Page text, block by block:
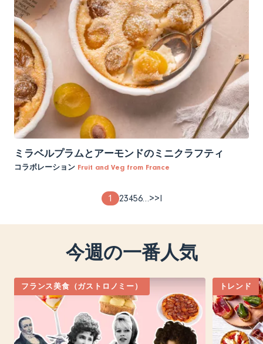
ミラベルプラムとアーモンドのミニクラフティ
コラボレーション Fruit and Veg from France
ジ
Page
1
Page
2Page
3Page
4Page
5Page
6…次
ー
ジ
>最
ペ
ー
ジ
>I
今週の一番人気
フランス美食（ガストロノミー） トレンド